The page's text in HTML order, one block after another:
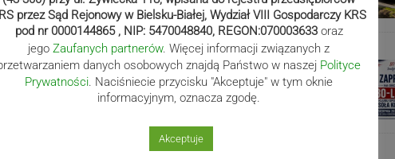
przez Sąd Rejonowy w Bielsku-Białej, Wydział VIII Gospodarczy KRS
pod nr 0000144865 , NIP: 5470048840, REGON:070003633 oraz
jego Zaufanych partnerów. Więcej informacji związanych z
danych osobowych znajdą Państwo w naszej Polityce
Prywatności . Naciśniecie przycisku "Akceptuje" w tym oknie
informacyjnym, oznacza zgodę.
Akceptuje